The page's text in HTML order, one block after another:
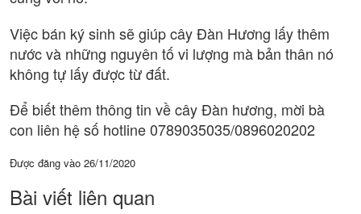
Việc bán ký sinh sẽ giúp cây Đàn Hương lấy thêm
nước và những nguyên tố vi lượng mà bản thân nó
không tự lấy được từ đất.
Để biết thêm thông tin về cây Đàn hương, mời bà
con liên hệ số hotline 0789035035/0896020202
Được đăng vào 26/11/2020
Bài viết liên quan